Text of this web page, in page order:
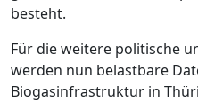
besteht.
Für die weitere politische
werden nun belastbare
Biogasinfrastruktur in